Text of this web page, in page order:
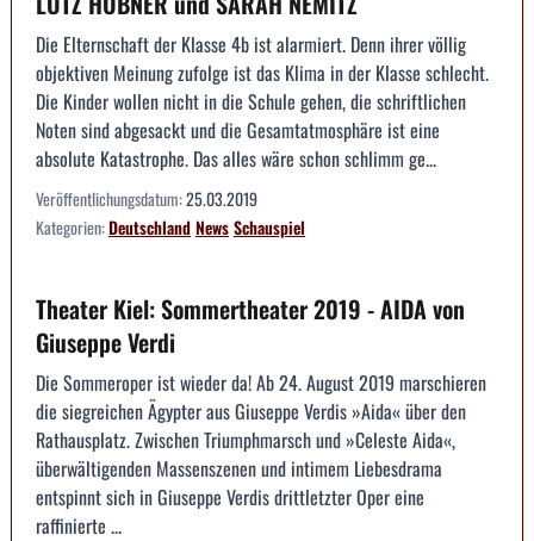
Die Elternschaft der Klasse 4b ist alarmiert. Denn ihrer völlig
objektiven Meinung zufolge ist das Klima in der Klasse schlecht.
Die Kinder wollen nicht in die Schule gehen, die schriftlichen
Noten sind abgesackt und die Gesamtatmosphäre ist eine
absolute Katastrophe. Das alles wäre schon schlimm ge...
Veröffentlichungsdatum:25.03.2019
Kategorien:DeutschlandNewsSchauspiel
Theater Kiel: Sommertheater 2019 - AIDA von
Giuseppe Verdi
Die Sommeroper ist wieder da! Ab 24. August 2019 marschieren
die siegreichen Ägypter aus Giuseppe Verdis »Aida« über den
Rathausplatz. Zwischen Triumphmarsch und »Celeste Aida«,
überwältigenden Massenszenen und intimem Liebesdrama
entspinnt sich in Giuseppe Verdis drittletzter Oper eine
raffinierte ...